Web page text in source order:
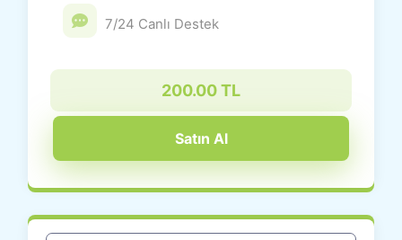
7/24 Canlı Destek
200.00 TL
Satın Al